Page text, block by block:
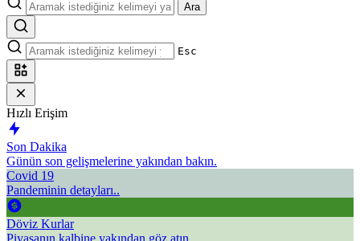
Ara
Esc
Hızlı Erişim
Son Dakika
Günün son gelişmelerine yakından bakın.
Covid 19
Pandeminin detayları..
Döviz Kurlar
Piyasanın kalbine yakından göz atın.